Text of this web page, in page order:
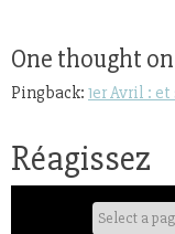
One thought on
Pingback: 1er Avril :
Réagissez